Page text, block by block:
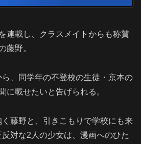
連載し、クラスメイトからも称賛
藤野。
、同学年の不登校の生徒・京本の
に載せたいと告げられる。
藤野と、引きこもりで学校にも来
な2人の少女は、漫画へのひた